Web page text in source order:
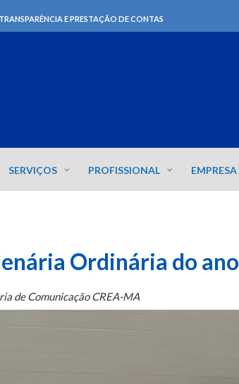
TRANSPARÊNCIA E PRESTAÇÃO DE CONTAS
SERVIÇOS PROFISSIONAL EMPRESA
Ordinária do ano
de Comunicação CREA-MA